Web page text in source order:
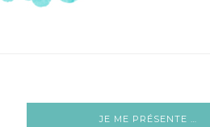
JE ME PRÉSENTE …